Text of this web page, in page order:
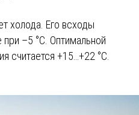
холода. Его всходы
–5 °C. Оптимальной
считается +15…+22 °C.